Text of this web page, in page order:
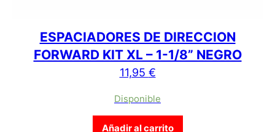
ESPACIADORES DE DIRECCION
FORWARD KIT XL – 1-1/8” NEGRO
11,95 €
Disponible
Añadir al carrito